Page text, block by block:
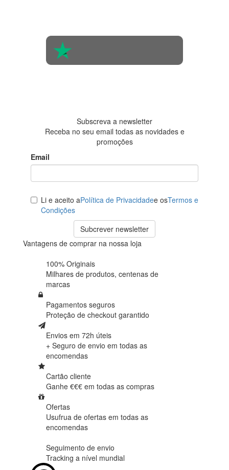
Subscreva a newsletter
Receba no seu email todas as novidades e
promoções
Email
Li e aceito aPolítica de Privacidadee osTermos e
Condições
Subcrever newsletter
Vantagens de comprar na nossa loja
100% Originais
Milhares de produtos, centenas de
marcas
Pagamentos seguros
Proteção de checkout garantido
Envios em 72h úteis
+ Seguro de envio em todas as
encomendas
Cartão cliente
Ganhe €€€ em todas as compras
Ofertas
Usufrua de ofertas em todas as
encomendas
Seguimento de envio
Tracking a nível mundial